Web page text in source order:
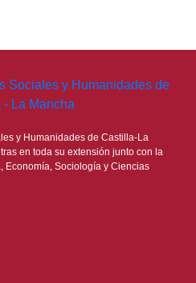
y Humanidades de Castilla-La
en toda su extensión junto con la
Economía, Sociología y Ciencias